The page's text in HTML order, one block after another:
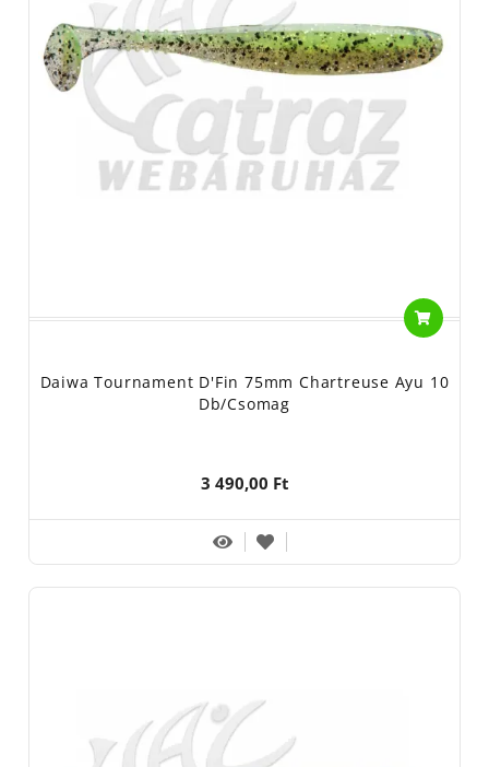
Daiwa Tournament D'Fin 75mm Chartreuse Ayu 10
Db/csomag
3 490,00 Ft